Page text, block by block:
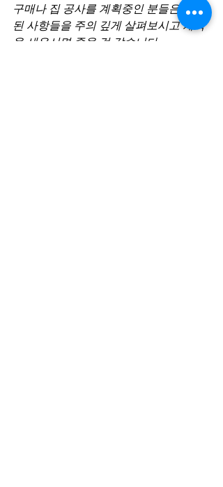
구매나 집 공사를 계획중인 분들은 변경
된 사항들을 주의 깊게 살펴보시고 계획
을 세우시면 좋을 것 같습니다.